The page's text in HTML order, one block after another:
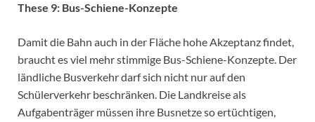
These 9: Bus-Schiene-Konzepte
Damit die Bahn auch in der Fläche hohe Akzeptanz findet,
braucht es viel mehr stimmige Bus-Schiene-Konzepte. Der
ländliche Busverkehr darf sich nicht nur auf den
Schülerverkehr beschränken. Die Landkreise als
Aufgabenträger müssen ihre Busnetze so ertüchtigen,